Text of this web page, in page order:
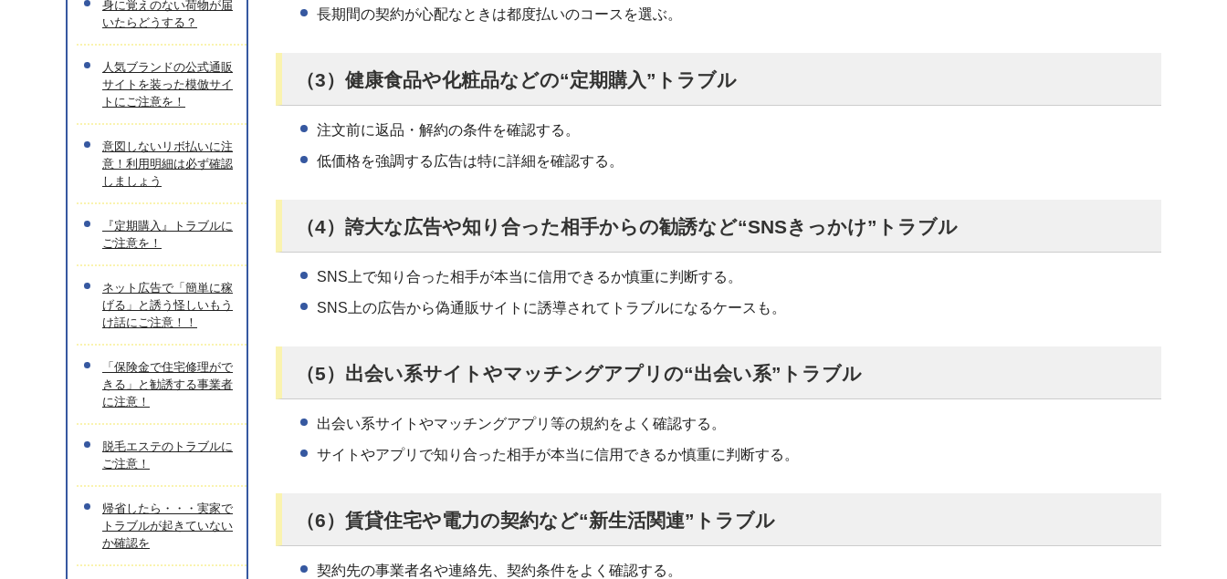
長期間の契約が心配なときは都度払いのコースを選ぶ。
（3）健康食品や化粧品などの“定期購入”トラブル
注文前に返品・解約の条件を確認する。
低価格を強調する広告は特に詳細を確認する。
（4）誇大な広告や知り合った相手からの勧誘など“SNSきっかけ”トラブル
SNS上で知り合った相手が本当に信用できるか慎重に判断する。
SNS上の広告から偽通販サイトに誘導されてトラブルになるケースも。
（5）出会い系サイトやマッチングアプリの“出会い系”トラブル
出会い系サイトやマッチングアプリ等の規約をよく確認する。
サイトやアプリで知り合った相手が本当に信用できるか慎重に判断する。
（6）賃貸住宅や電力の契約など“新生活関連”トラブル
契約先の事業者名や連絡先、契約条件をよく確認する。
身に覚えのない荷物が届
いたらどうする？
人気ブランドの公式通販
サイトを装った模倣サイ
トにご注意を！
意図しないリボ払いに注
意！利用明細は必ず確認
しましょう
『定期購入』トラブルに
ご注意を！
ネット広告で「簡単に稼
げる」と誘う怪しいもう
け話にご注意！！
「保険金で住宅修理がで
きる」と勧誘する事業者
に注意！
脱毛エステのトラブルに
ご注意！
帰省したら・・・実家で
トラブルが起きていない
か確認を